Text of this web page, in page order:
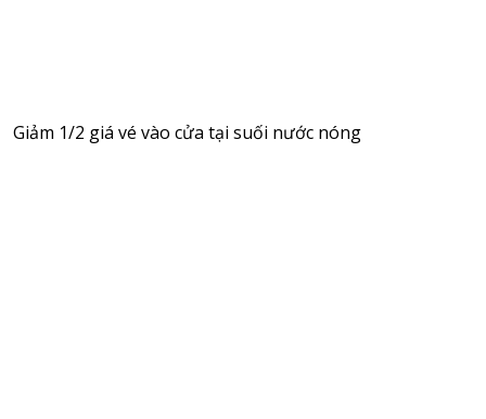
Giảm 1/2 giá vé vào cửa tại suối nước nóng